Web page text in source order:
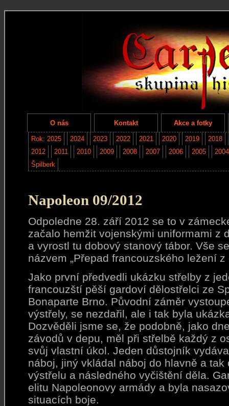
O nás Kontakt Akce a fotky
Rok: 2025 2024 2023 2022 2021 2020 2019
2018
2012
2011 2010 2009 2008 2007 2006 2005
2004
Špilberk
Napoleon 09/2012
Odpoledne 28. září 2012 se to v
začalo hemžit vojenskými uniformami z
a vyrostl tu dobový stanový tábor. Vše
názvem „Přepad francouzského ležení
Jako první předvedli ukázku střelby z
francouzští pěší gardoví dělostřelci ze
Bonaparte Brno. Původní záměr
výstřely, se nezdařil, ale i tak byla
Dozvěděli jsme se, že podobně, jako
závodů v depu, měl při střelbě každý z
svůj vlastní úkol. Jeden důstojník
náboj, jiný vkládal náboj do hlavně a tak
výstřelu a následného vyčištění děla.
elitu Napoleonovy armády a byla
situacích boje.